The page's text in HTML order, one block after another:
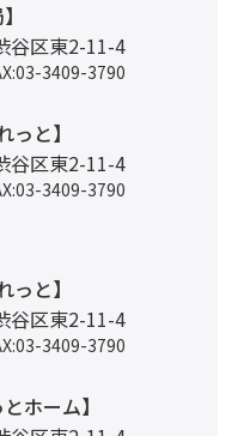
谷区東2-11-4
3409-3790
っと】
谷区東2-11-4
3409-3790
っと】
谷区東2-11-4
3409-3790
ホーム】